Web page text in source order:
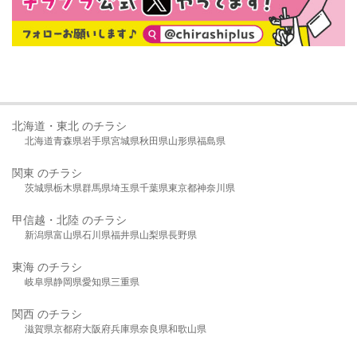
北海道・東北 のチラシ
北海道青森県岩手県宮城県秋田県山形県福島県
関東 のチラシ
茨城県栃木県群馬県埼玉県千葉県東京都神奈川県
甲信越・北陸 のチラシ
新潟県富山県石川県福井県山梨県長野県
東海 のチラシ
岐阜県静岡県愛知県三重県
関西 のチラシ
滋賀県京都府大阪府兵庫県奈良県和歌山県